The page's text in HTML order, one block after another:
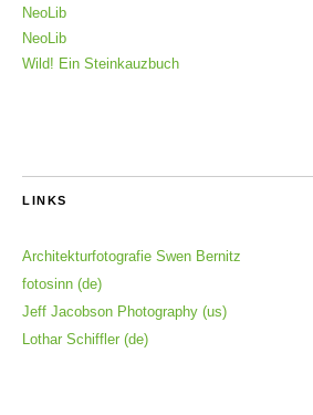
NeoLib
NeoLib
Wild! Ein Steinkauzbuch
LINKS
Architekturfotografie Swen Bernitz
fotosinn (de)
Jeff Jacobson Photography (us)
Lothar Schiffler (de)